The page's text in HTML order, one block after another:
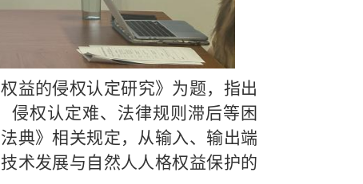
益的侵权认定研究》为题，指出
侵权认定难、法律规则滞后等困
典》相关规定，从输入、输出端
术发展与自然人人格权益保护的